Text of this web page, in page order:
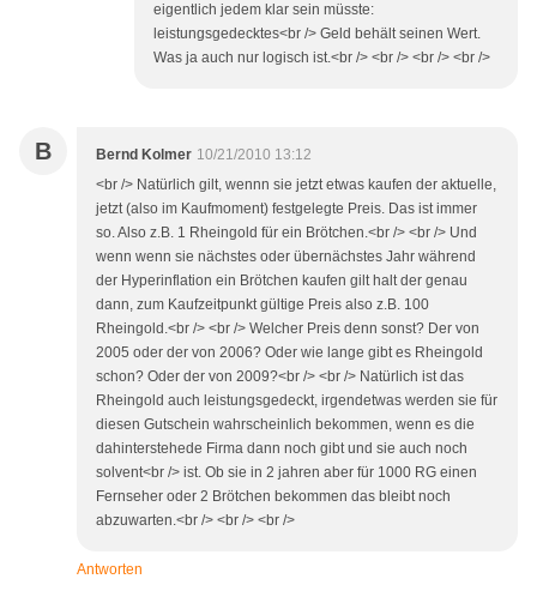
eigentlich jedem klar sein müsste:
leistungsgedecktes<br /> Geld behält seinen Wert.
Was ja auch nur logisch ist.<br /> <br /> <br /> <br />
B Bernd Kolmer 10/21/2010 13:12
<br /> Natürlich gilt, wennn sie jetzt etwas kaufen der aktuelle,
jetzt (also im Kaufmoment) festgelegte Preis. Das ist immer
so. Also z.B. 1 Rheingold für ein Brötchen.<br /> <br /> Und
wenn wenn sie nächstes oder übernächstes Jahr während
der Hyperinflation ein Brötchen kaufen gilt halt der genau
dann, zum Kaufzeitpunkt gültige Preis also z.B. 100
Rheingold.<br /> <br /> Welcher Preis denn sonst? Der von
2005 oder der von 2006? Oder wie lange gibt es Rheingold
schon? Oder der von 2009?<br /> <br /> Natürlich ist das
Rheingold auch leistungsgedeckt, irgendetwas werden sie für
diesen Gutschein wahrscheinlich bekommen, wenn es die
dahinterstehede Firma dann noch gibt und sie auch noch
solvent<br /> ist. Ob sie in 2 jahren aber für 1000 RG einen
Fernseher oder 2 Brötchen bekommen das bleibt noch
abzuwarten.<br /> <br /> <br />
Antworten